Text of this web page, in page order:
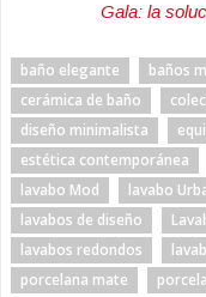
Gala: la
baño elegante baños
cerámica de baño
diseño minimalista
estética contemporánea
lavabo Mod
lavabo
lavabos de diseño
lavabos redondos
porcelana mate